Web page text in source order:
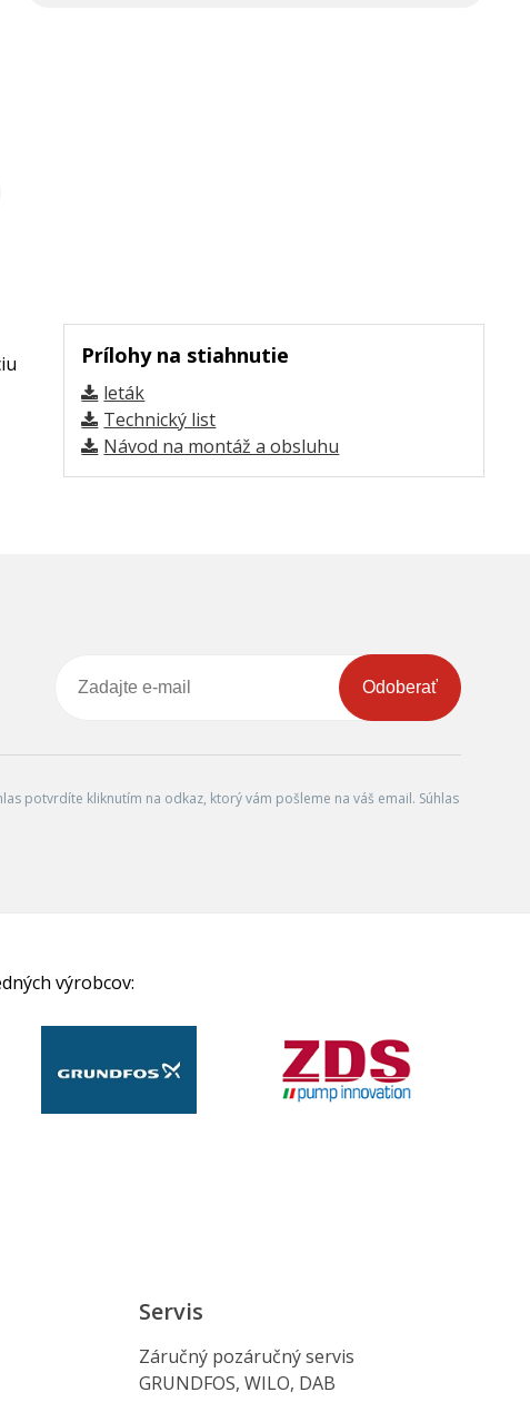
Prílohy na stiahnutie
leták
Technický list
Návod na montáž a obsluhu
Odoberať
potvrdíte kliknutím na odkaz, ktorý vám pošleme na váš email. Súhlas
výrobcov:
Servis
Záručný pozáručný servis
GRUNDFOS, WILO, DAB